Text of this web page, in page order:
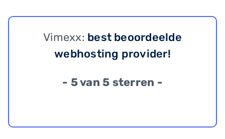
Vimexx: best beoordeelde
webhosting provider!
- 5 van 5 sterren -